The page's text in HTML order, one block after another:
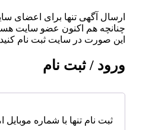
ارسال آگهی تنها برای اعضای
چنانچه هم‌ اکنون عضو سایت
این صورت در سایت ثبت نام کنید
ورود / ثبت نام
ثبت نام تنها با شماره